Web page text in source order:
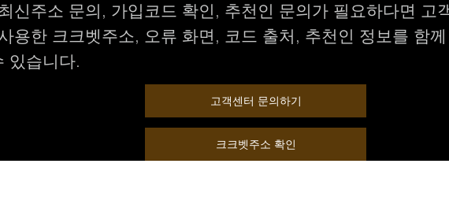
신주소 문의, 가입코드 확인, 추천인 문의가 필요하다면 고
용한 크크벳주소, 오류 화면, 코드 출처, 추천인 정보를 함
있습니다.
고객센터 문의하기
크크벳주소 확인